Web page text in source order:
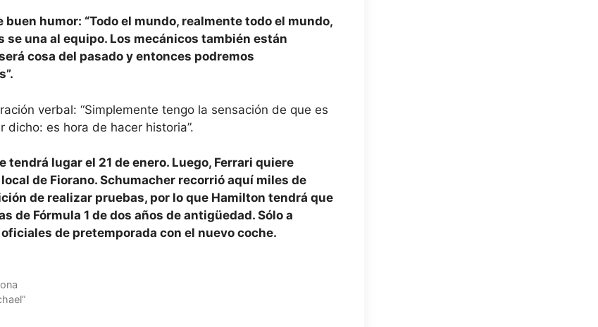
humor: “Todo el mundo, realmente todo el mundo,
una al equipo. Los mecánicos también están
cosa del pasado y entonces podremos
verbal: “Simplemente tengo la sensación de que es
es hora de hacer historia”.
lugar el 21 de enero. Luego, Ferrari quiere
de Fiorano. Schumacher recorrió aquí miles de
de realizar pruebas, por lo que Hamilton tendrá que
de Fórmula 1 de dos años de antigüedad. Sólo a
de pretemporada con el nuevo coche.